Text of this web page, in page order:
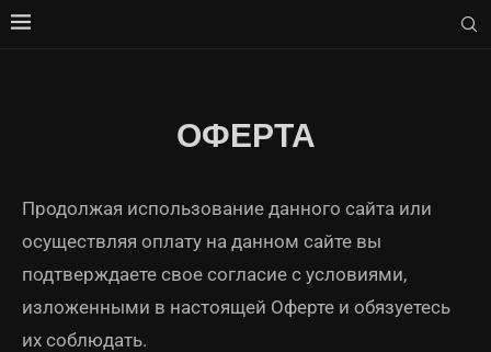
ОФЕРТА
Продолжая использование данного сайта или
осуществляя оплату на данном сайте вы
подтверждаете свое согласие с условиями,
изложенными в настоящей Оферте и обязуетесь
их соблюдать.